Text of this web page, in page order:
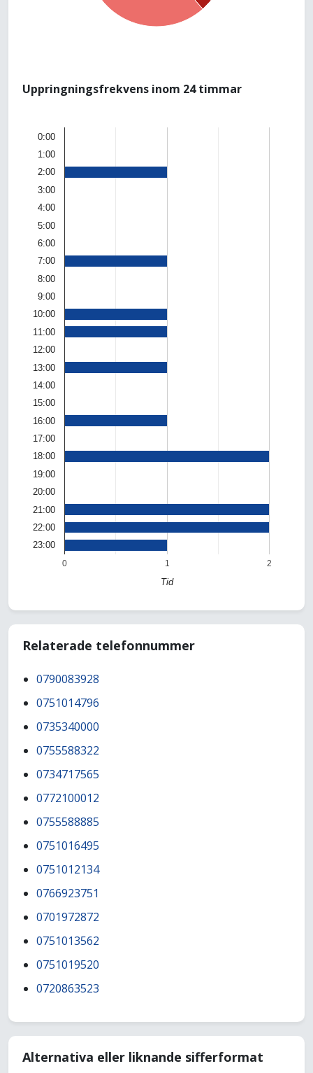
Uppringningsfrekvens inom 24 timmar
0 1 2
0:00
1:00
2:00
3:00
4:00
5:00
6:00
7:00
8:00
9:00
10:00
11:00
12:00
13:00
14:00
15:00
16:00
17:00
18:00
19:00
20:00
21:00
22:00
23:00
Tid
Relaterade telefonnummer
0790083928
0751014796
0735340000
0755588322
0734717565
0772100012
0755588885
0751016495
0751012134
0766923751
0701972872
0751013562
0751019520
0720863523
Alternativa eller liknande sifferformat